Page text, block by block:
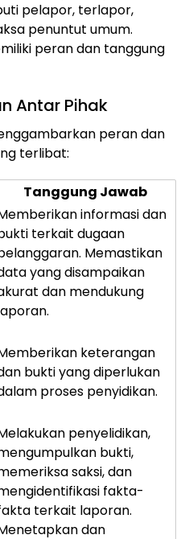
pelapor, terlapor,
penuntut umum.
peran dan tanggung
Antar Pihak
peran dan
terlibat:
Tanggung Jawab
informasi dan
terkait dugaan
Memastikan
yang disampaikan
dan mendukung
keterangan
bukti yang diperlukan
proses penyidikan.
penyelidikan,
bukti,
saksi, dan
fakta-
terkait laporan.
dan